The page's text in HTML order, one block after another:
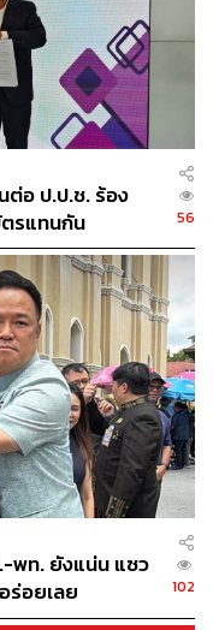
เสียงไม่น้อยกว่ากึ่ง
ครรับเลือกตั้งเป็น
งสมาชิก และแกนนำ
าทิ ชินวรณ์ บุณย
ปิตุเตชะ อดีต
ราชการ
ดีต สส. พัทลุง
ต่อ ป.ป.ช. ร้อง
รแทนกัน
56
พท. ยังแน่น แซว
ร่อยเลย
102